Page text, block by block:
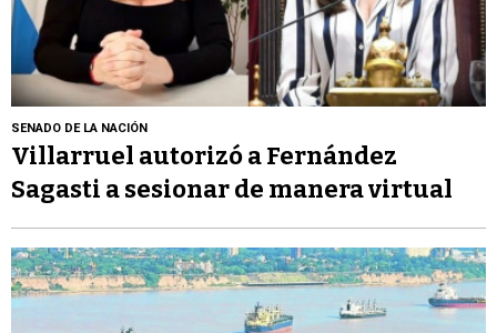
SENADO DE LA NACIÓN
Villarruel autorizó a Fernández
Sagasti a sesionar de manera virtual